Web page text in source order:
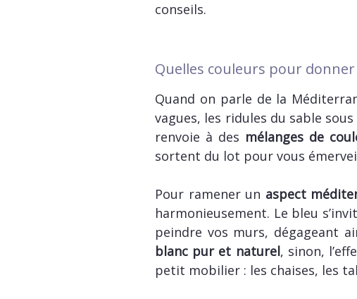
conseils.
Quelles couleurs pour
Quand on parle de la
vagues, les ridules du sable
renvoie à des mélanges de
sortent du lot pour vous
Pour ramener un aspect
harmonieusement. Le bleu
peindre vos murs, dégageant
blanc pur et naturel, sinon,
petit mobilier : les chaises, les